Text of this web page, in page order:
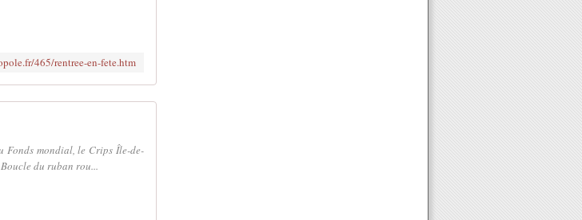
465/rentree-en-fete.htm
Fonds mondial, le Crips Île-de-
du ruban rou...